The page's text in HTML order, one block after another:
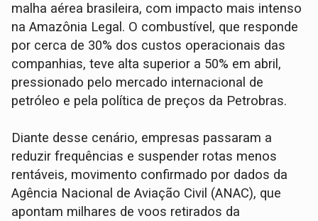
malha aérea brasileira, com impacto mais intenso
na Amazônia Legal. O combustível, que responde
por cerca de 30% dos custos operacionais das
companhias, teve alta superior a 50% em abril,
pressionado pelo mercado internacional de
petróleo e pela política de preços da Petrobras.
Diante desse cenário, empresas passaram a
reduzir frequências e suspender rotas menos
rentáveis, movimento confirmado por dados da
Agência Nacional de Aviação Civil (ANAC), que
apontam milhares de voos retirados da